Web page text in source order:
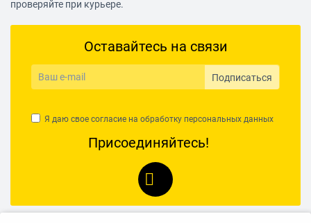
проверяйте при курьере.
Оставайтесь на связи
Подписаться
Я даю свое согласие на обработку персональных данных
Присоединяйтесь!